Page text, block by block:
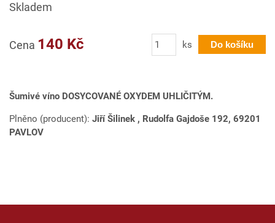
Skladem
Cena 140 Kč Počet ks Do košíku
Šumivé víno DOSYCOVANÉ OXYDEM UHLIČITÝM.
Plněno (producent): Jiří Šilinek , Rudolfa Gajdoše 192, 69201
PAVLOV